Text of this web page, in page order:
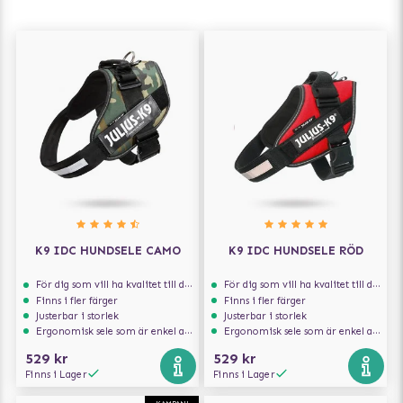
K9 IDC HUNDSELE CAMO
För dig som vill ha kvalitet till din hund!
Finns i fler färger
Justerbar i storlek
Ergonomisk sele som är enkel att ta på och av
529 kr
Finns i Lager
K9 IDC HUNDSELE RÖD
För dig som vill ha kvalitet till din hund!
Finns i fler färger
Justerbar i storlek
Ergonomisk sele som är enkel att ta på och av
529 kr
Finns i Lager